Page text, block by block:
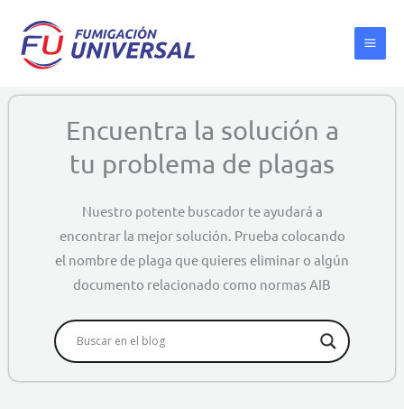
contenido
Encuentra la solución a
tu problema de plagas
Nuestro potente buscador te ayudará a
encontrar la mejor solución. Prueba colocando
el nombre de plaga que quieres eliminar o algún
documento relacionado como normas AIB